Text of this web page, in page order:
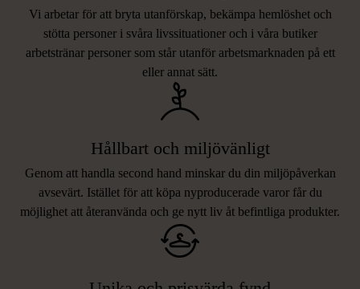
Vi arbetar för att bryta utanförskap, bekämpa hemlöshet och
stötta personer i svåra livssituationer och i våra butiker
arbetstränar personer som står utanför arbetsmarknaden på ett
eller annat sätt.
Hållbart och miljövänligt
Genom att handla second hand minskar du din miljöpåverkan
avsevärt. Istället för att köpa nyproducerade varor får du
möjlighet att återanvända och ge nytt liv åt befintliga produkter.